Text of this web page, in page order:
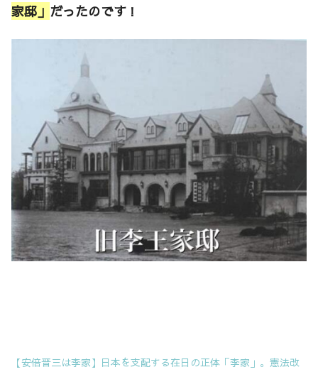
家邸」 だったのです ！
【安倍晋三は李家】日本を支配する在日の正体「李家」。憲法改